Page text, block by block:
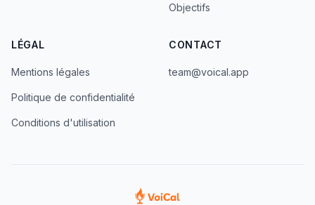
Objectifs
LÉGAL
Mentions légales
Politique de confidentialité
Conditions d'utilisation
CONTACT
team@voical.app